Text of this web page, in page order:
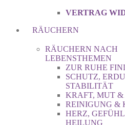
VERTRAG
RÄUCHERN
RÄUCHERN NACH
LEBENSTHEMEN
ZUR RUHE
SCHUTZ,
STABILITÄT
KRAFT, MUT
REINIGUNG &
HERZ,
HEILUNG